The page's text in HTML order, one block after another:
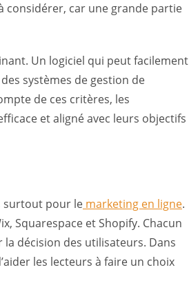
considérer, car une grande partie
Un logiciel qui peut facilement
systèmes de gestion de
de ces critères, les
et aligné avec leurs objectifs
surtout pour le marketing en ligne.
Squarespace et Shopify. Chacun
décision des utilisateurs. Dans
les lecteurs à faire un choix